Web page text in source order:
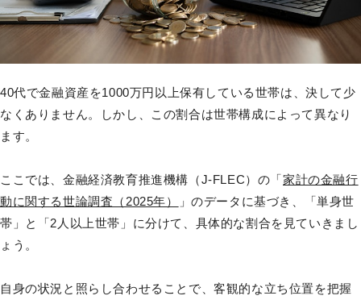
40代で金融資産を1000万円以上保有している世帯は、決して少
なくありません。しかし、この割合は世帯構成によって異なり
ます。
ここでは、金融経済教育推進機構（J-FLEC）の「家計の金融行
動に関する世論調査（2025年）
」のデータに基づき、「単身世
帯」と「2人以上世帯」に分けて、具体的な割合を見ていきまし
ょう。
自身の状況と照らし合わせることで、客観的な立ち位置を把握